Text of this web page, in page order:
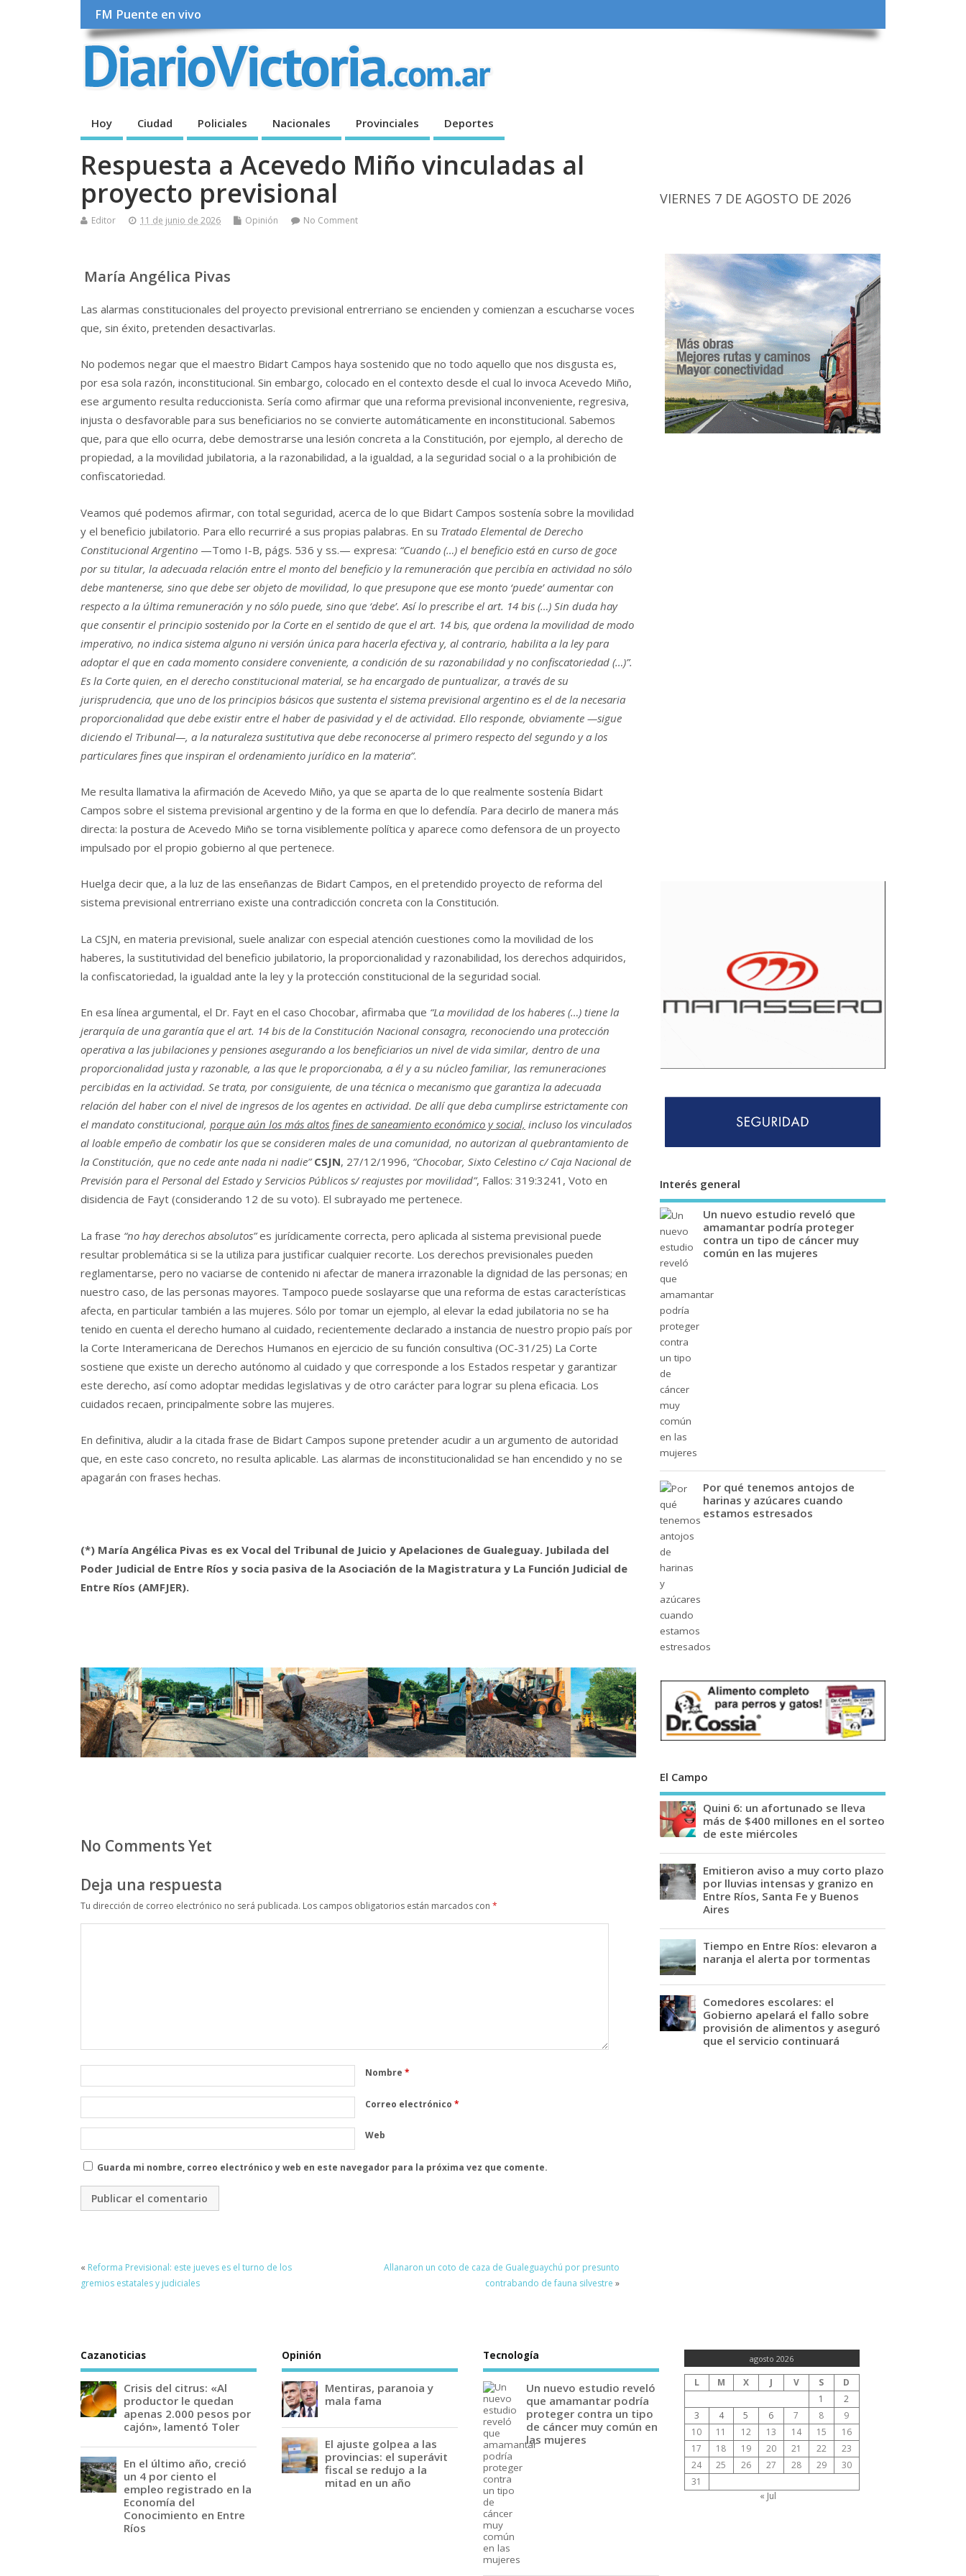
FM Puente en vivo
Hoy Ciudad Policiales Nacionales Provinciales Deportes
Respuesta a Acevedo Miño vinculadas al
proyecto previsional
Editor 11 de junio de 2026 Opinión No Comment
María Angélica Pivas
Las alarmas constitucionales del proyecto previsional entrerriano se encienden y comienzan a escucharse voces
que, sin éxito, pretenden desactivarlas.
No podemos negar que el maestro Bidart Campos haya sostenido que no todo aquello que nos disgusta es,
por esa sola razón, inconstitucional. Sin embargo, colocado en el contexto desde el cual lo invoca Acevedo Miño,
ese argumento resulta reduccionista. Sería como afirmar que una reforma previsional inconveniente, regresiva,
injusta o desfavorable para sus beneficiarios no se convierte automáticamente en inconstitucional. Sabemos
que, para que ello ocurra, debe demostrarse una lesión concreta a la Constitución, por ejemplo, al derecho de
propiedad, a la movilidad jubilatoria, a la razonabilidad, a la igualdad, a la seguridad social o a la prohibición de
confiscatoriedad.
Veamos qué podemos afirmar, con total seguridad, acerca de lo que Bidart Campos sostenía sobre la movilidad
y el beneficio jubilatorio. Para ello recurriré a sus propias palabras. En su Tratado Elemental de Derecho
Constitucional Argentino —Tomo I-B, págs. 536 y ss.— expresa: “Cuando (…) el beneficio está en curso de goce
por su titular, la adecuada relación entre el monto del beneficio y la remuneración que percibía en actividad no sólo
debe mantenerse, sino que debe ser objeto de movilidad, lo que presupone que ese monto ‘puede’ aumentar con
respecto a la última remuneración y no sólo puede, sino que ‘debe’. Así lo prescribe el art. 14 bis (…) Sin duda hay
que consentir el principio sostenido por la Corte en el sentido de que el art. 14 bis, que ordena la movilidad de modo
imperativo, no indica sistema alguno ni versión única para hacerla efectiva y, al contrario, habilita a la ley para
adoptar el que en cada momento considere conveniente, a condición de su razonabilidad y no confiscatoriedad (…)”.
Es la Corte quien, en el derecho constitucional material, se ha encargado de puntualizar, a través de su
jurisprudencia, que uno de los principios básicos que sustenta el sistema previsional argentino es el de la necesaria
proporcionalidad que debe existir entre el haber de pasividad y el de actividad. Ello responde, obviamente —sigue
diciendo el Tribunal—, a la naturaleza sustitutiva que debe reconocerse al primero respecto del segundo y a los
particulares fines que inspiran el ordenamiento jurídico en la materia”.
Me resulta llamativa la afirmación de Acevedo Miño, ya que se aparta de lo que realmente sostenía Bidart
Campos sobre el sistema previsional argentino y de la forma en que lo defendía. Para decirlo de manera más
directa: la postura de Acevedo Miño se torna visiblemente política y aparece como defensora de un proyecto
impulsado por el propio gobierno al que pertenece.
Huelga decir que, a la luz de las enseñanzas de Bidart Campos, en el pretendido proyecto de reforma del
sistema previsional entrerriano existe una contradicción concreta con la Constitución.
La CSJN, en materia previsional, suele analizar con especial atención cuestiones como la movilidad de los
haberes, la sustitutividad del beneficio jubilatorio, la proporcionalidad y razonabilidad, los derechos adquiridos,
la confiscatoriedad, la igualdad ante la ley y la protección constitucional de la seguridad social.
En esa línea argumental, el Dr. Fayt en el caso Chocobar, afirmaba que “La movilidad de los haberes (…) tiene la
jerarquía de una garantía que el art. 14 bis de la Constitución Nacional consagra, reconociendo una protección
operativa a las jubilaciones y pensiones asegurando a los beneficiarios un nivel de vida similar, dentro de una
proporcionalidad justa y razonable, a las que le proporcionaba, a él y a su núcleo familiar, las remuneraciones
percibidas en la actividad. Se trata, por consiguiente, de una técnica o mecanismo que garantiza la adecuada
relación del haber con el nivel de ingresos de los agentes en actividad. De allí que deba cumplirse estrictamente con
el mandato constitucional, porque aún los más altos fines de saneamiento económico y social, incluso los vinculados
al loable empeño de combatir los que se consideren males de una comunidad, no autorizan al quebrantamiento de
la Constitución, que no cede ante nada ni nadie” CSJN, 27/12/1996, “Chocobar, Sixto Celestino c/ Caja Nacional de
Previsión para el Personal del Estado y Servicios Públicos s/ reajustes por movilidad”, Fallos: 319:3241, Voto en
disidencia de Fayt (considerando 12 de su voto). El subrayado me pertenece.
La frase “no hay derechos absolutos”es jurídicamente correcta, pero aplicada al sistema previsional puede
resultar problemática si se la utiliza para justificar cualquier recorte. Los derechos previsionales pueden
reglamentarse, pero no vaciarse de contenido ni afectar de manera irrazonable la dignidad de las personas; en
nuestro caso, de las personas mayores. Tampoco puede soslayarse que una reforma de estas características
afecta, en particular también a las mujeres. Sólo por tomar un ejemplo, al elevar la edad jubilatoria no se ha
tenido en cuenta el derecho humano al cuidado, recientemente declarado a instancia de nuestro propio país por
la Corte Interamericana de Derechos Humanos en ejercicio de su función consultiva (OC-31/25) La Corte
sostiene que existe un derecho autónomo al cuidado y que corresponde a los Estados respetar y garantizar
este derecho, así como adoptar medidas legislativas y de otro carácter para lograr su plena eficacia. Los
cuidados recaen, principalmente sobre las mujeres.
En definitiva, aludir a la citada frase de Bidart Campos supone pretender acudir a un argumento de autoridad
que, en este caso concreto, no resulta aplicable. Las alarmas de inconstitucionalidad se han encendido y no se
apagarán con frases hechas.
(*) María Angélica Pivas es ex Vocal del Tribunal de Juicio y Apelaciones de Gualeguay. Jubilada del
Poder Judicial de Entre Ríos y socia pasiva de la Asociación de la Magistratura y La Función Judicial de
Entre Ríos (AMFJER).
No Comments Yet
Deja una respuesta
Tu dirección de correo electrónico no será publicada. Los campos obligatorios están marcados con *
Nombre *
Correo electrónico *
Web
Guarda mi nombre, correo electrónico y web en este navegador para la próxima vez que comente.
« Reforma Previsional: este jueves es el turno de los
gremios estatales y judiciales
Allanaron un coto de caza de Gualeguaychú por presunto
contrabando de fauna silvestre »
VIERNES 7 DE AGOSTO DE 2026
Interés general
Un nuevo estudio reveló que
amamantar podría proteger
contra un tipo de cáncer muy
común en las mujeres
Por qué tenemos antojos de
harinas y azúcares cuando
estamos estresados
El Campo
Quini 6: un afortunado se lleva
más de $400 millones en el sorteo
de este miércoles
Emitieron aviso a muy corto plazo
por lluvias intensas y granizo en
Entre Ríos, Santa Fe y Buenos
Aires
Tiempo en Entre Ríos: elevaron a
naranja el alerta por tormentas
Comedores escolares: el
Gobierno apelará el fallo sobre
provisión de alimentos y aseguró
que el servicio continuará
Cazanoticias
Crisis del citrus: «Al
productor le quedan
apenas 2.000 pesos por
cajón», lamentó Toler
En el último año, creció
un 4 por ciento el
empleo registrado en la
Economía del
Conocimiento en Entre
Ríos
Opinión
Mentiras, paranoia y
mala fama
El ajuste golpea a las
provincias: el superávit
fiscal se redujo a la
mitad en un año
Tecnología
Un nuevo estudio reveló
que amamantar podría
proteger contra un tipo
de cáncer muy común en
las mujeres
agosto 2026
L M X J V S
D
1
2
3
4 5 6 7 8
9
10
11 12 13 14 15
16
17
18 19 20 21 22
23
24
25 26 27 28 29
30
31
« Jul